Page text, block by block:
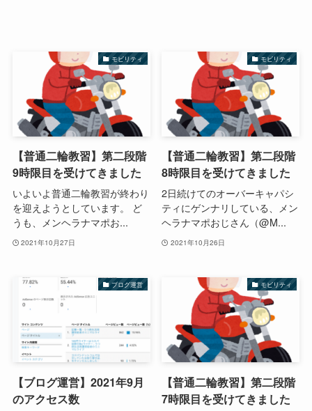
モビリティ
【普通二輪教習】第二段階
9時限目を受けてきました
いよいよ普通二輪教習が終わり
を迎えようとしています。 ど
うも、メンヘラナマポお...
2021年10月27日
モビリティ
【普通二輪教習】第二段階
8時限目を受けてきました
2日続けてのオーバーキャパシ
ティにゲンナリしている、メン
ヘラナマポおじさん（@M...
2021年10月26日
ブログ運営
【ブログ運営】2021年9月
のアクセス数
モビリティ
【普通二輪教習】第二段階
7時限目を受けてきました